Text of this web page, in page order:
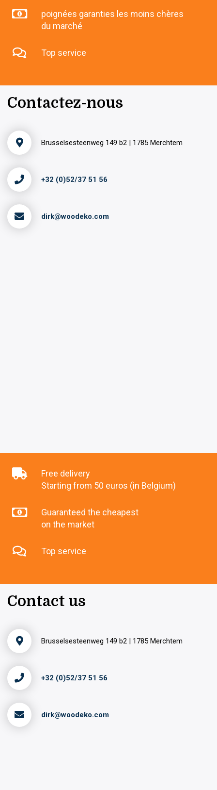
poignées garanties les moins chères
du marché
Top service
Contactez-nous
Brusselsesteenweg 149 b2 | 1785 Merchtem
+32 (0)52/37 51 56
dirk@woodeko.com
Free delivery
Starting from 50 euros (in Belgium)
Guaranteed the cheapest
on the market
Top service
Contact us
Brusselsesteenweg 149 b2 | 1785 Merchtem
+32 (0)52/37 51 56
dirk@woodeko.com